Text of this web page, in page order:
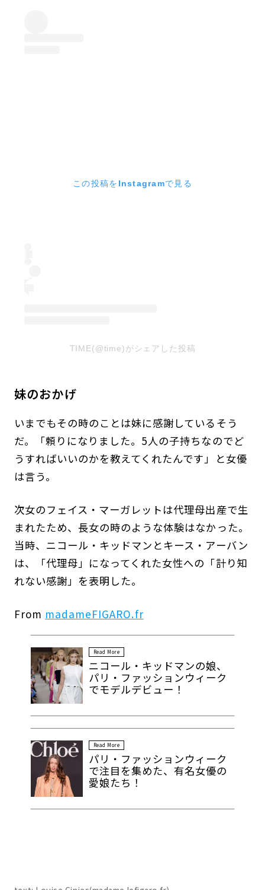
この投稿をInstagramで見る
TIME(@time)がシェアした投稿
妹のおかげ
いまでもその時のことは妹に感謝しているそう
だ。「頼りになりました。5人の子持ちなのでど
うすればいいのかを教えてくれたんです」と女優
は言う。
次女のフェイス・マーガレットは代理母出産で生
まれたため、長女の時のような体験はなかった。
当時、ニコール・キッドマンとキース・アーバン
は、「代理母」になってくれた女性への「計り知
れない感謝」を表明した。
From madameFIGARO.fr
Read More
ニコール・キッドマンの娘、
パリ・ファッションウィーク
でモデルデビュー！
Read More
パリ・ファッションウィーク
で注目を集めた、有名女優の
愛娘たち！